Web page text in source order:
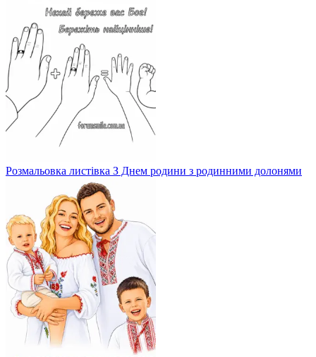
Розмальовка листівка З Днем родини з родинними долонями